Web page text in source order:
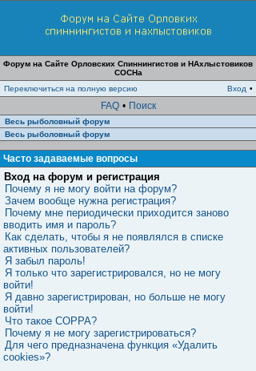
Форум на Сайте Орловских Спиннингистов и НАхлыстовиков
СОСНа
Переключиться на полную версию
Вход •
FAQ • Поиск
Весь рыболовный форум
Весь рыболовный форум
Часто задаваемые вопросы
Вход на форум и регистрация
Почему я не могу войти на форум?
Зачем вообще нужна регистрация?
Почему мне периодически приходится заново
вводить имя и пароль?
Как сделать, чтобы я не появлялся в списке
активных пользователей?
Я забыл пароль!
Я только что зарегистрировался, но не могу
войти!
Я давно зарегистрирован, но больше не могу
войти!
Что такое COPPA?
Почему я не могу зарегистрироваться?
Для чего предназначена функция «Удалить
cookies»?